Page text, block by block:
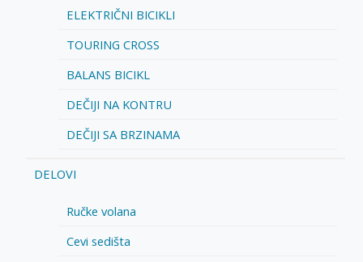
ELEKTRIČNI BICIKLI
TOURING CROSS
BALANS BICIKL
DEČIJI NA KONTRU
DEČIJI SA BRZINAMA
DELOVI
Ručke volana
Cevi sedišta